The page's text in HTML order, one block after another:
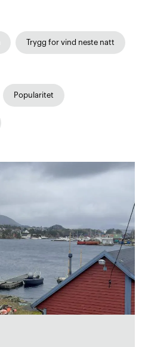
Trygg for vind neste natt
Popularitet